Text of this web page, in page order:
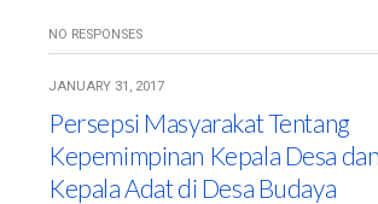
NO RESPONSES
JANUARY 31, 2017
Persepsi Masyarakat Tentang
Kepemimpinan Kepala Desa dan
Kepala Adat di Desa Budaya